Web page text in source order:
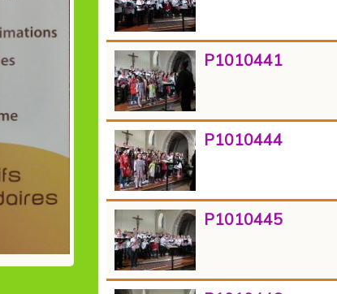
P1010441
P1010444
P1010445